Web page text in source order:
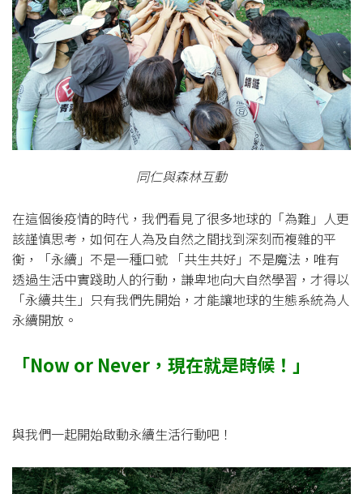
同仁與森林互動
在這個後疫情的時代，我們看見了很多地球的「為難」人更
該謹慎思考，如何在人為及自然之間找到深刻而複雜的平
衡，「永續」不是一種口號 「共生共好」不是魔法，唯有
透過生活中實踐助人的行動，謙卑地向大自然學習，才得以
「永續共生」只有我們先開始，才能讓地球的生態系統為人
永續開放。
「Now or Never，現在就是時候！」
與我們一起開始啟動永續生活行動吧！